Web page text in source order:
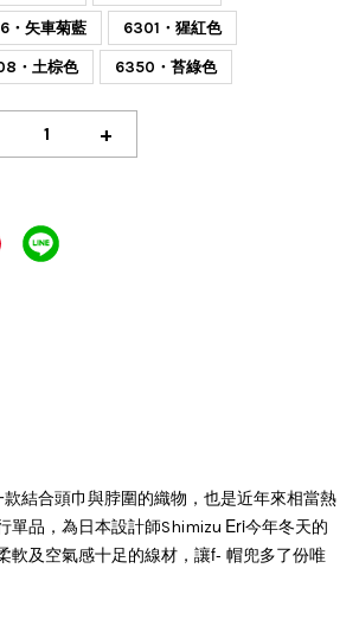
・矢車菊藍 6301・猩紅色
・土棕色 6350・苔綠色
+
結合頭巾與脖圍的織物，也是近年來相當熱
單品，為日本設計師Shimizu Eri今年冬天的
軟及空氣感十足的線材，讓f- 帽兜多了份唯